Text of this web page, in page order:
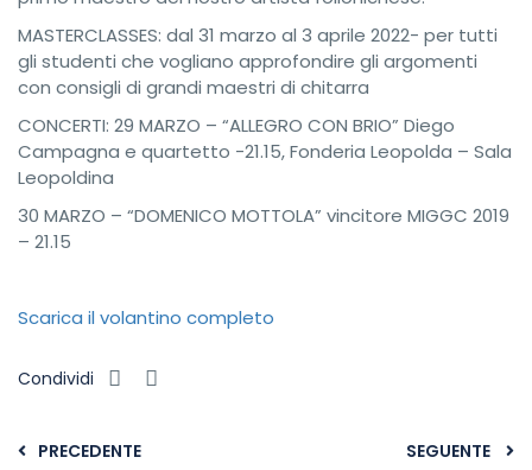
MASTERCLASSES: dal 31 marzo al 3 aprile 2022- per tutti
gli studenti che vogliano approfondire gli argomenti
con consigli di grandi maestri di chitarra
CONCERTI: 29 MARZO – “ALLEGRO CON BRIO” Diego
Campagna e quartetto -21.15, Fonderia Leopolda – Sala
Leopoldina
30 MARZO – “DOMENICO MOTTOLA” vincitore MIGGC 2019
– 21.15
Scarica il volantino completo
Condividi
PRECEDENTE SEGUENTE